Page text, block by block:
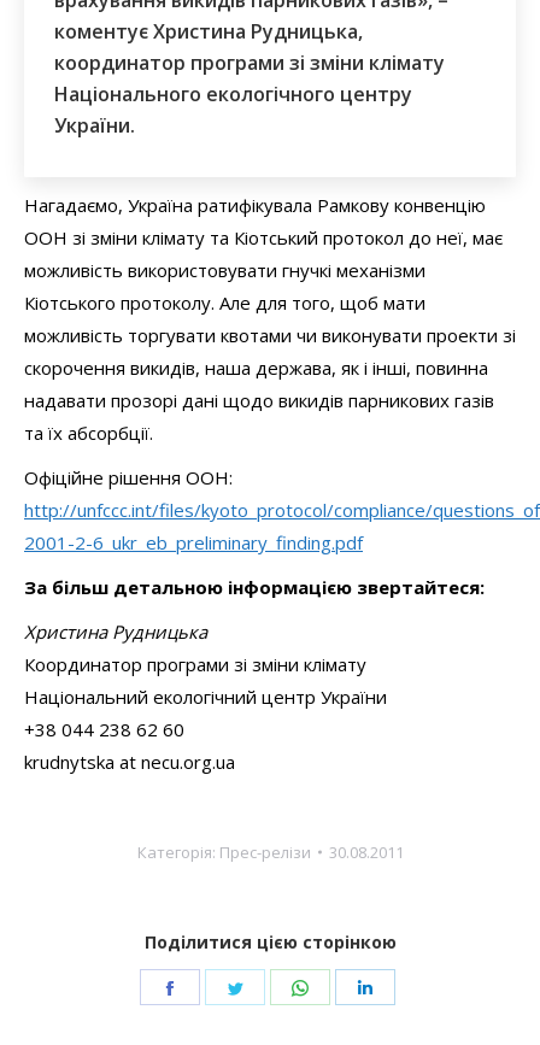
коментує Христина Рудницька,
координатор програми зі зміни клімату
Національного екологічного центру
України.
Нагадаємо, Україна ратифікувала Рамкову конвенцію
ООН зі зміни клімату та Кіотський протокол до неї, має
можливість використовувати гнучкі механізми
Кіотського протоколу. Але для того, щоб мати
можливість торгувати квотами чи виконувати проекти зі
скорочення викидів, наша держава, як і інші, повинна
надавати прозорі дані щодо викидів парникових газів
та їх абсорбції.
Офіційне рішення ООН:
http://unfccc.int/files/kyoto_protocol/compliance/
2001-2-6_ukr_eb_preliminary_finding.pdf
За більш детальною інформацією звертайтеся:
Христина Рудницька
Координатор програми зі зміни клімату
Національний екологічний центр України
+38 044 238 62 60
krudnytska at necu.org.ua
Категорія: Прес-релізи 30.08.2011
Поділитися цією сторінкою
Share
Share
Share